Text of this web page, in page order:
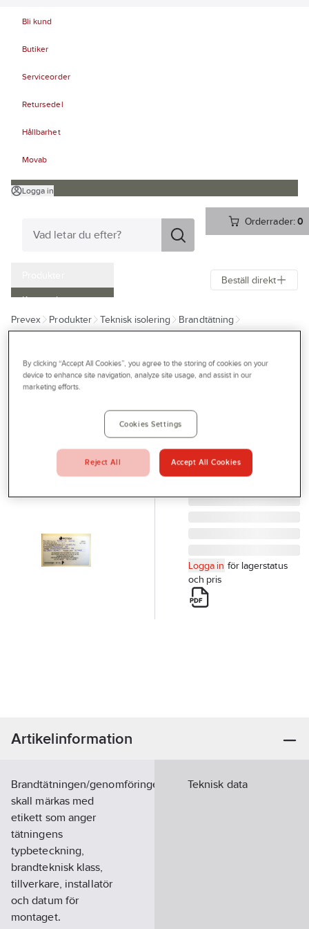
Bli kund
Butiker
Serviceorder
Retursedel
Hållbarhet
Movab
Logga in
Orderrader:0
Kampanjer
Outlet
Bli kund
Profilshop
Serviceverkstad
Företagsprofilering
Beställ direkt
Prevex Produkter Teknisk isolering
Brandtätning
PROTEGA
brandtätning
PROTEGA 100x60MM
25ST
46689675
Logga in för lagerstatus
och pris
Artikelinformation
Brandtätningen/genomföringen
skall märkas med
etikett som anger
tätningens
typbeteckning,
brandteknisk klass,
tillverkare, installatör
och datum för
montaget.
Teknisk data
By clicking “Accept All Cookies”, you agree to the storing of cookies on your
device to enhance site navigation, analyze site usage, and assist in our
marketing efforts.
Cookies Settings
Reject All Accept All Cookies